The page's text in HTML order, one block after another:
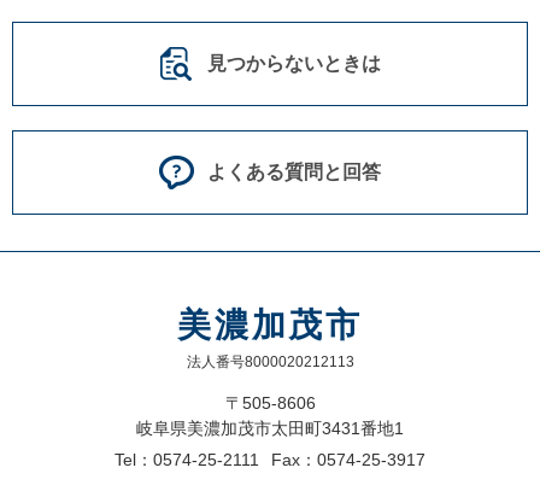
見つからないときは
よくある質問と回答
美濃加茂市
法人番号8000020212113
〒505-8606
岐阜県美濃加茂市太田町3431番地1
Tel：0574-25-2111
Fax：0574-25-3917